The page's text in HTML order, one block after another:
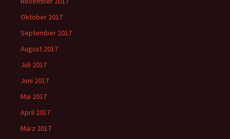
Oktober 2017
September 2017
August 2017
Juli 2017
Juni 2017
Mai 2017
April 2017
März 2017